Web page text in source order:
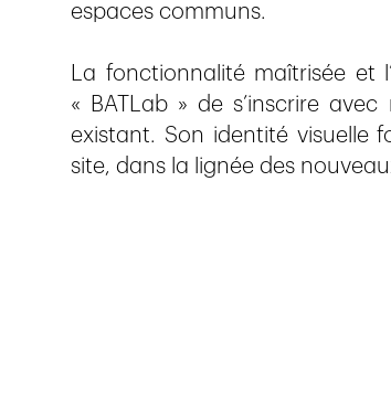
espaces communs.
La fonctionnalité maîtrisée et
« BATLab » de s’inscrire
existant. Son identité visuelle
site, dans la lignée des